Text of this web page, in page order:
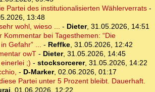
Partei des institutionalisierten Wählerverrats-
13:48
wohl, wieso ... - Dieter, 31.05.2026, 14:51
Kommentar bei Tagesthemen: “Die
Gefahr” ... - Reffke, 31.05.2026, 12:42
owT- Dieter, 31.05.2026, 14:45
;) - stocksorcerer, 31.05.2026, 14:22
- D-Marker, 02.06.2026, 01:17
Partei unter 5 Prozent bleibt. Dauerhaft.
, 01.06.2026, 12:22